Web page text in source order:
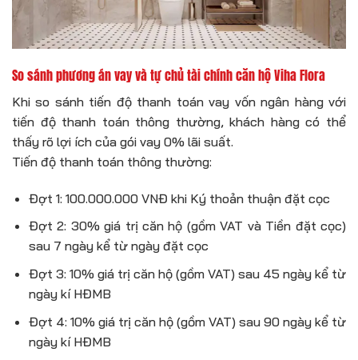
So sánh phương án vay và tự chủ tài chính căn hộ Viha Flora
Khi so sánh tiến độ thanh toán vay vốn ngân hàng với
tiến độ thanh toán thông thường, khách hàng có thể
thấy rõ lợi ích của gói vay 0% lãi suất.
Tiến độ thanh toán thông thường:
Đợt 1: 100.000.000 VNĐ khi Ký thoản thuận đặt cọc
Đợt 2: 30% giá trị căn hộ (gồm VAT và Tiền đặt cọc)
sau 7 ngày kể từ ngày đặt cọc
Đợt 3: 10% giá trị căn hộ (gồm VAT) sau 45 ngày kể từ
ngày kí HĐMB
Đợt 4: 10% giá trị căn hộ (gồm VAT) sau 90 ngày kể từ
ngày kí HĐMB